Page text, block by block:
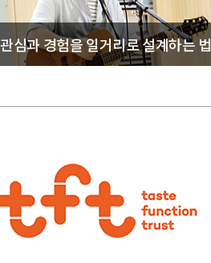
관심과 경험을 일거리로 설계하는 법